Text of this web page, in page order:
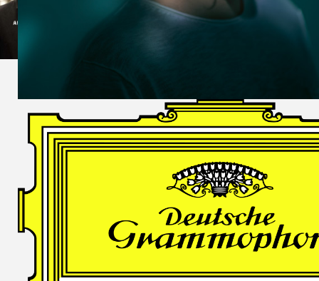
GESÄNGE
Andrè Schuen,
Baritone
Daniel Heide,
Piano